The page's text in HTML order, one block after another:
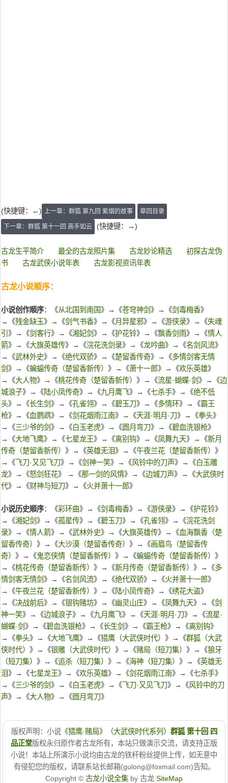
(快捷键：←) 上一章：群狐 第九回 紫烟的故事 章回目录
下一章：群狐 第十一回 高手如云 (快捷键：→)
古龙生平简介 最全的古龙照片集 古龙妙论精选
初探古龙伪
书
古龙武侠小说年表 古龙影视资讯年表
古龙小说顺序：
小说创作顺序：《从北国到南国》→《苍穹神剑 》→《剑毒梅香》
→《残金缺玉》→《剑气书香》→《月异星邪》→《游侠录》→《失魂
引 》→《剑客行》→《湘妃剑 》→《护花铃》→《飘香剑雨》→《情人
箭》→《大旗英雄传》→《浣花洗剑录》→《龙吟曲》→《名剑风流》
→《武林外史》→《绝代双骄》→《楚留香传奇》→《多情剑客无情
剑 》→《蝙蝠传奇（楚留香新传） 》→《萧十一郎》→《欢乐英雄》
→《大人物》→《桃花传奇（楚留香新传） 》→《流星·蝴蝶·剑 》→《边
城浪子》→《陆小凤传奇》→《九月鹰飞》→《七杀手》→《绝不低
头》→《长生剑 》→《孔雀翎》→《碧玉刀》→《多情环》→《霸王
枪》→《血鹦鹉》→《剑花烟雨江南》→《天涯·明月·刀》→《拳头》
→《三少爷的剑 》→《白玉老虎》→《 圆月弯刀》→《碧血洗银枪》
→《大地飞鹰》→《七星龙王》→《离别钩》→《凤舞九天》→《新月
传奇（楚留香新传） 》→《英雄无泪》→《午夜兰花（楚留香新传） 》
→《飞刀·又见飞刀》→《剑神一笑》→《风铃中的刀声》→《白玉雕
龙》→《怒剑狂花》 →《那一剑的风情》→《边城刀声》→《大武侠时
代》→《财神与短刀》→《火并萧十一郎》
小说历史顺序：《彩环曲》→《剑毒梅香》→《游侠录》→《护花铃》
→《湘妃剑 》→《孤星传》→《碧玉刀》→《孔雀翎》→《浣花洗剑
录》→《情人箭》→《武林外史》→《大旗英雄传》→《血海飘香（楚
留香传奇） 》→《大沙漠（楚留香传奇） 》→《画眉鸟（楚留香传
奇） 》→《鬼恋侠情（楚留香新传） 》→《蝙蝠传奇（楚留香新传） 》
→《桃花传奇（楚留香新传） 》→《新月传奇（楚留香新传） 》→《多
情剑客无情剑 》→《名剑风流》→《绝代双骄》→《火并萧十一郎》
→《午夜兰花（楚留香新传） 》→《陆小凤传奇》→《绣花大盗》
→《决战前后》→《银钩赌坊》→《幽灵山庄》→《凤舞九天》→《剑
神一笑》→《边城浪子》→《九月鹰飞》→《天涯·明月·刀》→《流星·
蝴蝶·剑 》→《碧血洗银枪》→《长生剑 》→《霸王枪》→《离别钩》
→《拳头》→《大地飞鹰》→《猎鹰（大武侠时代） 》→《群狐（大武
侠时代） 》→《银雕（大武侠时代） 》→《赌局（短刀集） 》→《狼牙
（短刀集） 》→《追杀（短刀集） 》→《海神（短刀集） 》→《英雄无
泪》→《七星龙王》→《欢乐英雄》→《剑花烟雨江南》→《七杀手》
→《三少爷的剑 》→《白玉老虎》→《飞刀·又见飞刀》→《风铃中的刀
声》→《大人物》→《 圆月弯刀》
版权声明：小说《猎鹰·赌局》（大武侠时代系列） 群狐 第十回 四
品正堂版权永归原作者古龙所有，本站只做演示交流，请支持正版
小说！本站上所演示小说均由古龙的铁杆粉丝提供上传，如无意中
有侵犯您的版权，请联系站长邮箱(gulong@foxmail.com)告知。
Copyright © 古龙小说全集 by 古龙 SiteMap